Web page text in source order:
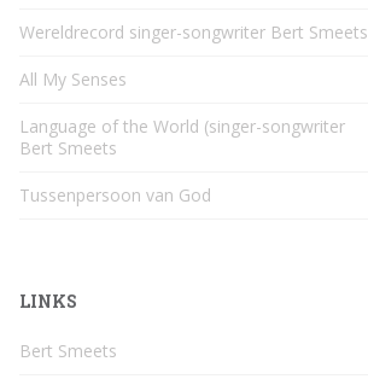
Wereldrecord singer-songwriter Bert Smeets
All My Senses
Language of the World (singer-songwriter
Bert Smeets
Tussenpersoon van God
LINKS
Bert Smeets